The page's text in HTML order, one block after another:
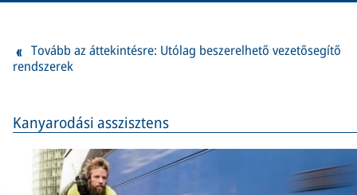
Kanyarodási asszisztens
Tovább az áttekintésre: Utólag beszerelhető vezetősegítő
rendszerek